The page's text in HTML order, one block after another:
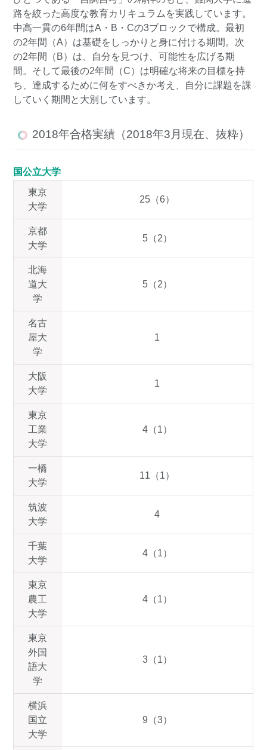
路を絞った高度な教育カリキュラムを実践しています。
中高一貫の6年間はA・B・Cの3ブロックで構成。最初
の2年間（A）は基礎をしっかりと身に付ける期間。次
の2年間（B）は、自分を見つけ、可能性を広げる期
間。そして最後の2年間（C）は明確な将来の目標を持
ち、達成するために何をすべきか考え、自分に課題を課
していく期間と大別しています。
2018年合格実績（2018年3月現在、抜粋）
国公立大学
東京
大学
25（6）
京都
大学
5（2）
北海
道大
学
5（2）
名古
屋大
学
1
大阪
大学
1
東京
工業
大学
4（1）
一橋
大学
11（1）
筑波
大学
4
千葉
大学
4（1）
東京
農工
大学
4（1）
東京
外国
語大
学
3（1）
横浜
国立
大学
9（3）